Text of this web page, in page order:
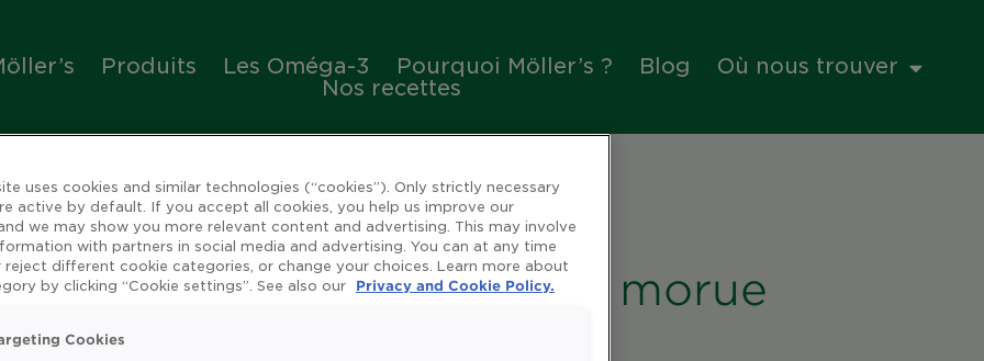
Produits Les Oméga-3 Pourquoi Möller’s ? Blog
Où nous trouver
Nos recettes
de l'huile de foie de morue
uses cookies and similar technologies (“cookies”). Only strictly necessary
active by default. If you accept all cookies, you help us improve our
we may show you more relevant content and advertising. This may involve
with partners in social media and advertising. You can at any time
reject different cookie categories, or change your choices. Learn more about
by clicking “Cookie settings”. See also our
Privacy and Cookie Policy.
Cookies